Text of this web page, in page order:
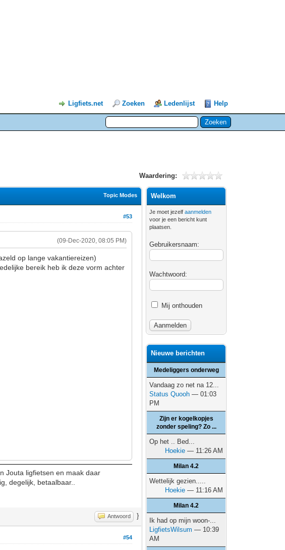
Ligfiets.net Zoeken Ledenlijst Help
Waardering:
Topic Modes
#53
(09-Dec-2020, 08:05 PM)
op lange vakantiereizen)
bereik heb ik deze vorm achter
Jouta ligfietsen en maak daar
degelijk, betaalbaar..
Antwoord }
#54
Welkom
Je moet jezelfaanmelden
voor je een bericht kunt
plaatsen.
Gebruikersnaam:
Wachtwoord:
Mij onthouden
Nieuwe berichten
Medeliggers onderweg
Vandaag zo net na 12...
Status Quooh — 01:03
PM
Zijn er kogelkopjes
zonder speling? Zo ...
Op het .. Bed...
Hoekie — 11:26 AM
Milan 4.2
Wettelijk gezien.....
Hoekie — 11:16 AM
Milan 4.2
Ik had op mijn woon-...
LigfietsWilsum — 10:39
AM